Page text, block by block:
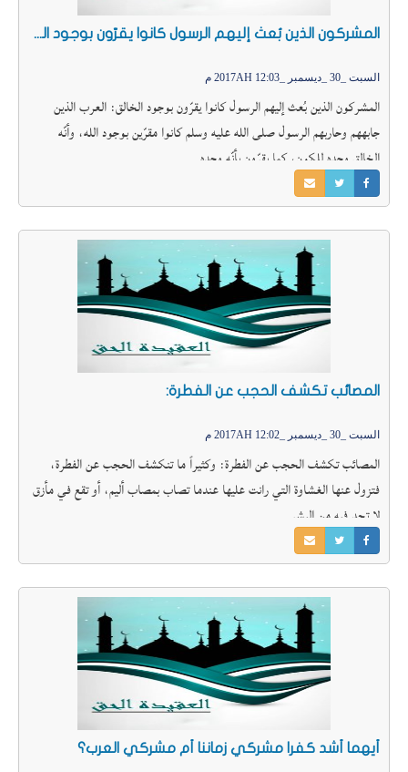
المشركون الذين بُعث إليهم الرسول كانوا يقرّون بوجود الخالق:
السبت _30 _ديسمبر _2017AH 12:03 م
المشركون الذين بُعث إليهم الرسول كانوا يقرّون بوجود الخالق: العرب الذين
جابههم وحاربهم الرسول صلى الله عليه وسلم كانوا مقرّين بوجود الله، وأنّه
الخالق وحده للكون، كما يقرّون بأنّه وحده
المصائب تكشف الحجب عن الفطرة:
السبت _30 _ديسمبر _2017AH 12:02 م
المصائب تكشف الحجب عن الفطرة: وكثيراً ما تنكشف الحجب عن الفطرة،
فتزول عنها الغشاوة التي رانت عليها عندما تصاب بمصاب أليم، أو تقع في مأزق
لا تجد فيه من البشر
أيهما أشد كفرا مشركي زماننا أم مشركي العرب؟